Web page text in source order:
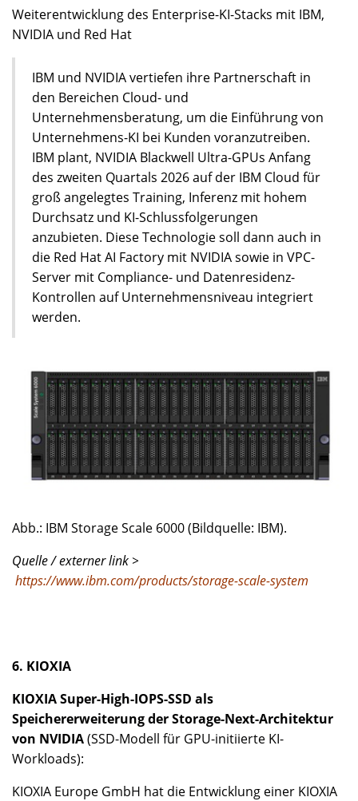
Weiterentwicklung des Enterprise-KI-Stacks mit IBM,
NVIDIA und Red Hat
IBM und NVIDIA vertiefen ihre Partnerschaft in
den Bereichen Cloud- und
Unternehmensberatung, um die Einführung von
Unternehmens-KI bei Kunden voranzutreiben.
IBM plant, NVIDIA Blackwell Ultra-GPUs Anfang
des zweiten Quartals 2026 auf der IBM Cloud für
groß angelegtes Training, Inferenz mit hohem
Durchsatz und KI-Schlussfolgerungen
anzubieten. Diese Technologie soll dann auch in
die Red Hat AI Factory mit NVIDIA sowie in VPC-
Server mit Compliance- und Datenresidenz-
Kontrollen auf Unternehmensniveau integriert
werden.
Abb.: IBM Storage Scale 6000 (Bildquelle: IBM).
Quelle / externer link >
https://www.ibm.com/products/storage-scale-system
6. KIOXIA
KIOXIA Super-High-IOPS-SSD als
Speichererweiterung der Storage-Next-Architektur
von NVIDIA​(SSD-Modell für GPU-initiierte KI-
Workloads​):
KIOXIA Europe GmbH hat die Entwicklung einer KIOXIA